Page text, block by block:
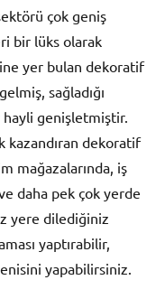
çok geniş
bir lüks olarak
yer bulan dekoratif
sağladığı
hayli genişletmiştir.
kazandıran dekoratif
mağazalarında, iş
daha pek çok yerde
yere dilediğiniz
yaptırabilir,
yapabilirsiniz.